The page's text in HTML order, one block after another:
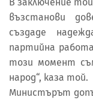
възстанови
създаде
партийна
този момент
народ“, каза той.
Министърът